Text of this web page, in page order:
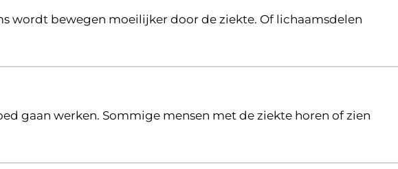
wordt bewegen moeilijker door de ziekte. Of lichaamsdelen
gaan werken. Sommige mensen met de ziekte horen of zien